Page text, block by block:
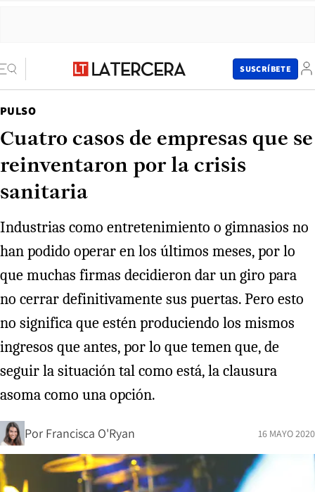
SUSCRÍBETE
PULSO
Cuatro casos de empresas que se
reinventaron por la crisis
sanitaria
Industrias como entretenimiento o gimnasios no
han podido operar en los últimos meses, por lo
que muchas firmas decidieron dar un giro para
no cerrar definitivamente sus puertas. Pero esto
no significa que estén produciendo los mismos
ingresos que antes, por lo que temen que, de
seguir la situación tal como está, la clausura
asoma como una opción.
Por Francisca O'Ryan 16 MAYO 2020